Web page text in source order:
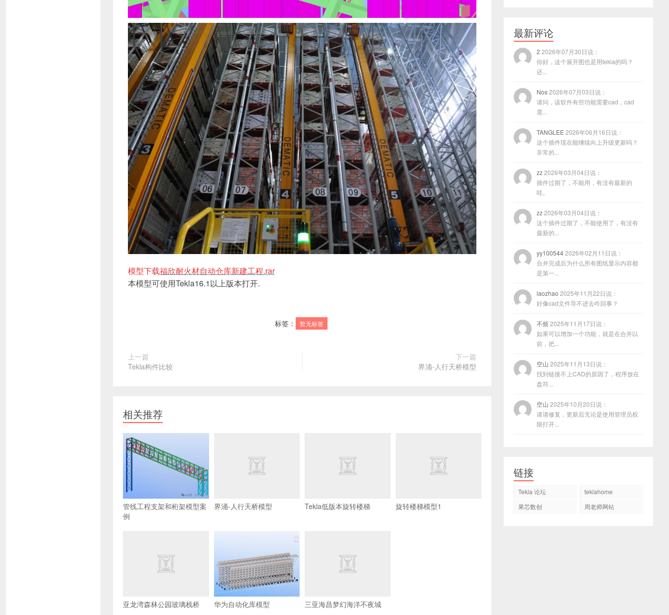
模型下载福欣耐火材自动仓库新建工程.rar
本模型可使用Tekla16.1以上版本打开.
标签： 暂无标签
上一篇
Tekla构件比较
下一篇
界涌-人行天桥模型
相关推荐
管线工程支架和桁架模型案
例
界涌-人行天桥模型 Tekla低版本旋转楼梯 旋转楼梯模型1
亚龙湾森林公园玻璃栈桥 华为自动化库模型 三亚海昌梦幻海洋不夜城
最新评论
2 2026年07月30日说：
你好，这个展开图也是用tekla的吗？
还...
Nos2026年07月03日说：
请问，该软件有些功能需要cad，cad
需...
TANGLEE 2026年06月16日说：
这个插件现在能继续向上升级更新吗？
非常的...
zz2026年03月04日说：
插件过期了，不能用，有没有最新的
哇。
zz2026年03月04日说：
这个插件过期了，不能使用了，有没有
最新的...
yy1005442026年02月11日说：
合并完成后为什么所有图纸显示内容都
是第一...
laozhao 2025年11月22日说：
好像cad文件导不进去咋回事？
不烦2025年11月17日说：
如果可以增加一个功能，就是在合并以
前，把...
空山 2025年11月13日说：
找到链接不上CAD的原因了，程序放在
盘符...
空山 2025年10月20日说：
请请修复，更新后无论是使用管理员权
限打开...
链接
Tekla 论坛
teklahome
果芯数创
周老师网站